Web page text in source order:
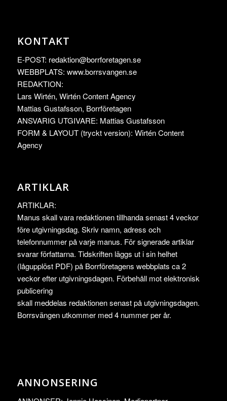
KONTAKT
E-POST: redaktion@borrforetagen.se
WEBBPLATS: www.borrsvangen.se
REDAKTION:
Lars Wirtén, Wirtén Content Agency
Mattias Gustafsson, Borrföretagen
ANSVARIG UTGIVARE: Mattias Gustafsson
FORM & LAYOUT (tryckt version): Wirtén Content
Agency
ARTIKLAR
ARTIKLAR:
Manus skall vara redaktionen tillhanda senast 4 veckor
före utgivningsdag. Skriv namn, adress och
telefonnummer på varje manus. För signerade artiklar
svarar författarna. Tidskriften läggs ut i sin helhet
(lågupplöst PDF) på Borrföretagens webbplats ca 2
veckor efter utgivningsdagen. Förbehåll mot elektronisk
publicering
skall meddelas redaktionen senast på utgivningsdagen.
Borrsvängen utkommer med 4 nummer per år.
ANNONSERING